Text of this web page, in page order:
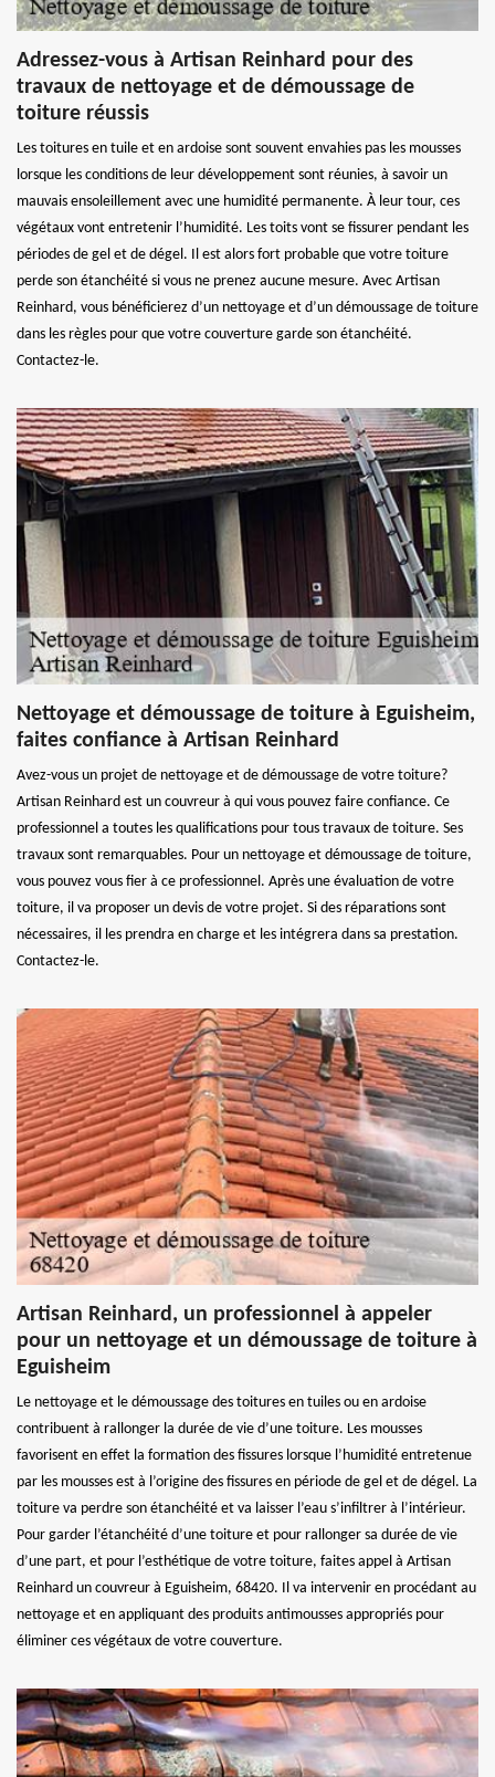
Adressez-vous à Artisan Reinhard pour des
travaux de nettoyage et de démoussage de
toiture réussis
Les toitures en tuile et en ardoise sont souvent envahies pas les mousses
lorsque les conditions de leur développement sont réunies, à savoir un
mauvais ensoleillement avec une humidité permanente. À leur tour, ces
végétaux vont entretenir l’humidité. Les toits vont se fissurer pendant les
périodes de gel et de dégel. Il est alors fort probable que votre toiture
perde son étanchéité si vous ne prenez aucune mesure. Avec Artisan
Reinhard, vous bénéficierez d’un nettoyage et d’un démoussage de toiture
dans les règles pour que votre couverture garde son étanchéité.
Contactez-le.
Nettoyage et démoussage de toiture à Eguisheim,
faites confiance à Artisan Reinhard
Avez-vous un projet de nettoyage et de démoussage de votre toiture?
Artisan Reinhard est un couvreur à qui vous pouvez faire confiance. Ce
professionnel a toutes les qualifications pour tous travaux de toiture. Ses
travaux sont remarquables. Pour un nettoyage et démoussage de toiture,
vous pouvez vous fier à ce professionnel. Après une évaluation de votre
toiture, il va proposer un devis de votre projet. Si des réparations sont
nécessaires, il les prendra en charge et les intégrera dans sa prestation.
Contactez-le.
Artisan Reinhard, un professionnel à appeler
pour un nettoyage et un démoussage de toiture à
Eguisheim
Le nettoyage et le démoussage des toitures en tuiles ou en ardoise
contribuent à rallonger la durée de vie d’une toiture. Les mousses
favorisent en effet la formation des fissures lorsque l’humidité entretenue
par les mousses est à l’origine des fissures en période de gel et de dégel. La
toiture va perdre son étanchéité et va laisser l’eau s’infiltrer à l’intérieur.
Pour garder l’étanchéité d’une toiture et pour rallonger sa durée de vie
d’une part, et pour l’esthétique de votre toiture, faites appel à Artisan
Reinhard un couvreur à Eguisheim, 68420. Il va intervenir en procédant au
nettoyage et en appliquant des produits antimousses appropriés pour
éliminer ces végétaux de votre couverture.